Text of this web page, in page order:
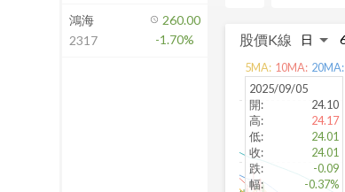
如何綁定合作券商
股價K線
2025/09/05
開:
24.10
高:
24.17
低:
24.01
收:
24.01
跌:
-0.09
幅:
-0.37%
5MA: 10MA: 20MA:
鴻海
2317
260.00
-1.70%